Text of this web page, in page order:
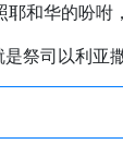
耶和华的吩咐
是祭司以利亚